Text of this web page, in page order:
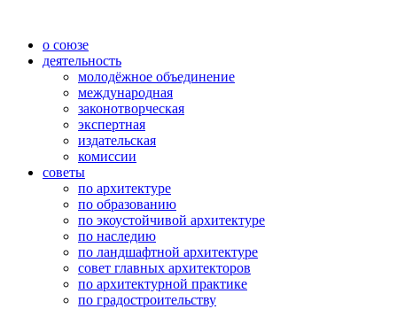
о союзе
деятельность
молодёжное объединение
международная
законотворческая
экспертная
издательская
комиссии
советы
по архитектуре
по образованию
по экоустойчивой архитектуре
по наследию
по ландшафтной архитектуре
совет главных архитекторов
по архитектурной практике
по градостроительству